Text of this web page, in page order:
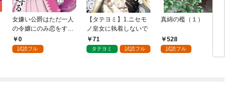
女嫌い公爵はただ一人
の令嬢にのみ恋をする
（分冊版）第１話
0
試読フル
【タテヨミ】1.ニセモ
ノ皇女に執着しないで
71
タテヨミ 試読フル
真綿の檻（１）
528
試読フル